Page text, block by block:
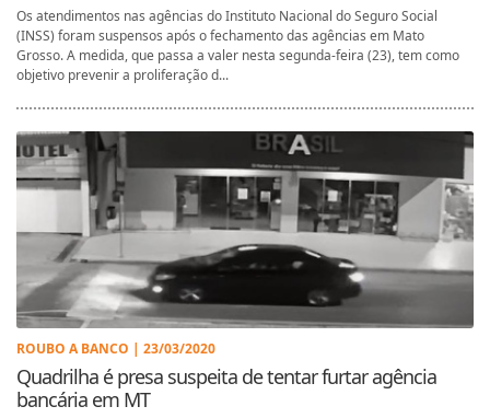
Os atendimentos nas agências do Instituto Nacional do Seguro Social
(INSS) foram suspensos após o fechamento das agências em Mato
Grosso. A medida, que passa a valer nesta segunda-feira (23), tem como
objetivo prevenir a proliferação d...
ROUBO A BANCO | 23/03/2020
Quadrilha é presa suspeita de tentar furtar agência
bancária em MT